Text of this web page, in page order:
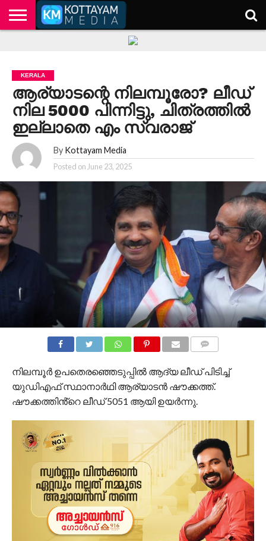
KERALA
ആര്യാടന്റെ നിലമ്പൂരോ? ലീഡ്
നില 5000 പിന്നിട്ടു, ചിത്രത്തിൽ
ഇല്ലാതെ എം സ്വരാജ്
By Kottayam Media
Posted on June 23, 2025
നിലമ്പൂർ ഉപതെരഞ്ഞെടുപ്പിൽ ആദ്യ ലീഡ് പിടിച്ച്
യുഡിഎഫ് സ്ഥാനാർഥി ആര്യാടൻ ഷൗക്കത്ത്.
ഷൗക്കത്തിൻ്റെ ലീഡ് 5051 ആയി ഉയർന്നു.